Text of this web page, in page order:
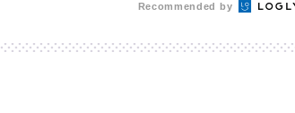
Recommended by